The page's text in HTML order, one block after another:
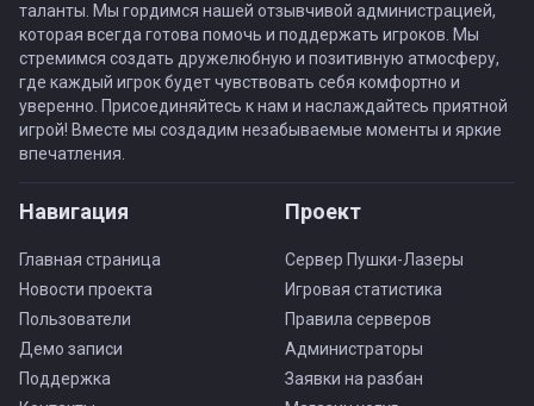
таланты. Мы гордимся нашей отзывчивой администрацией,
которая всегда готова помочь и поддержать игроков. Мы
стремимся создать дружелюбную и позитивную атмосферу,
где каждый игрок будет чувствовать себя комфортно и
уверенно. Присоединяйтесь к нам и наслаждайтесь приятной
игрой! Вместе мы создадим незабываемые моменты и яркие
впечатления.
Навигация
Главная страница
Новости проекта
Пользователи
Демо записи
Поддержка
Проект
Сервер Пушки-Лазеры
Игровая статистика
Правила серверов
Администраторы
Заявки на разбан